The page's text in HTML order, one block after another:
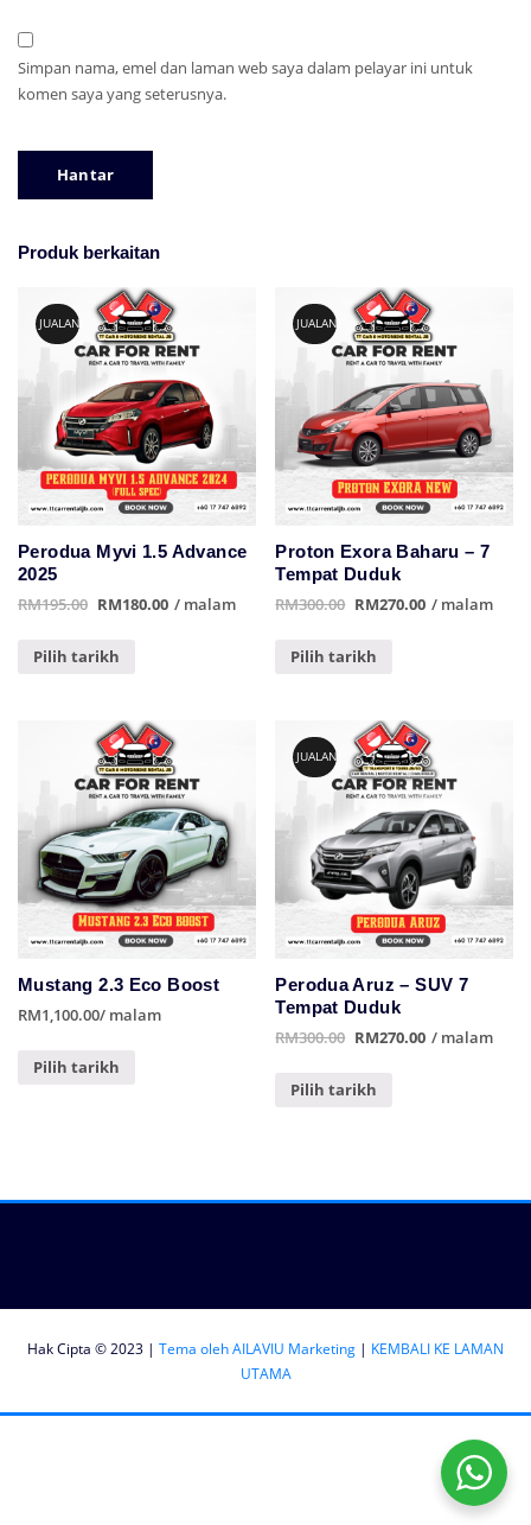
Simpan nama, emel dan laman web saya dalam pelayar ini untuk
komen saya yang seterusnya.
Produk berkaitan
JUALAN!
Perodua Myvi 1.5 Advance
2025
RM195.00 RM180.00 / malam
Pilih tarikh
JUALAN!
Proton Exora Baharu – 7
Tempat Duduk
RM300.00 RM270.00 / malam
Pilih tarikh
Mustang 2.3 Eco Boost
RM1,100.00/ malam
Pilih tarikh
JUALAN!
Perodua Aruz – SUV 7
Tempat Duduk
RM300.00 RM270.00 / malam
Pilih tarikh
Hak Cipta © 2023 | Tema oleh AILAVIU Marketing | KEMBALI KE LAMAN
UTAMA